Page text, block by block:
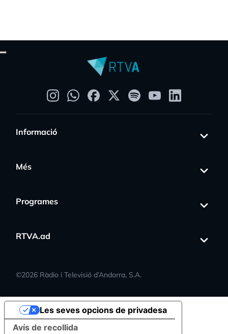
Informació
Més
Programes
RTVA.ad
©2026 Ràdio i Televisió d’Andorra, S.A.
Avís de recollida
Les seves opcions de privadesa